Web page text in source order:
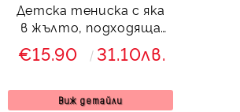
Детска тениска с яка
в жълто, подходяща
за момче или момиче и
за ученическа
€15.90 31.10лв.
Виж детайли